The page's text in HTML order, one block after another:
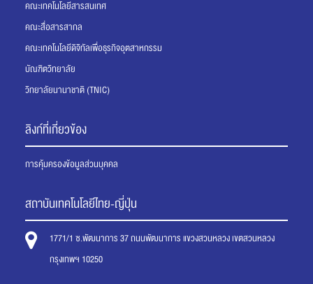
คณะเทคโนโลยีสารสนเทศ
คณะสื่อสารสากล
คณะเทคโนโลยีดิจิทัลเพื่อธุรกิจอุตสาหกรรม
บัณฑิตวิทยาลัย
วิทยาลัยนานาชาติ (TNIC)
ลิงก์ที่เกี่ยวข้อง
การคุ้มครองข้อมูลส่วนบุคคล
สถาบันเทคโนโลยีไทย-ญี่ปุ่น
1771/1 ซ.พัฒนาการ 37 ถนนพัฒนาการ แขวงสวนหลวง เขตสวนหลวง
กรุงเทพฯ 10250